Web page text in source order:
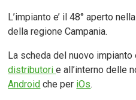
L’impianto e’ il 48° aperto
della regione Campania.
La scheda del nuovo impianto
distributorie all’interno delle
Android che per iOs.